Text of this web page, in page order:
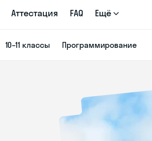
Аттестация FAQ Ещё
10–11 классы Программирование